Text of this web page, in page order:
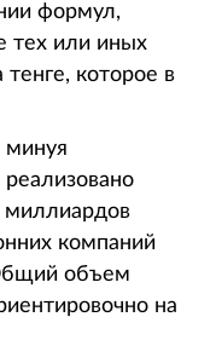
формул,
тех или иных
которое в
минуя
миллиардов
компаний
объем
на